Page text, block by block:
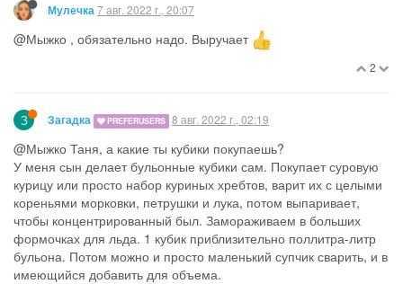
Мулечка 7 авг. 2022 г., 20:07
@Мыжко , обязательно надо. Выручает
2
З Загадка PREFERUSERS 8 авг. 2022 г., 02:19
@Мыжко Таня, а какие ты кубики покупаешь?
У меня сын делает бульонные кубики сам. Покупает суровую
курицу или просто набор куриных хребтов, варит их с целыми
кореньями морковки, петрушки и лука, потом выпаривает,
чтобы концентрированный был. Замораживаем в больших
формочках для льда. 1 кубик приблизительно поллитра-литр
бульона. Потом можно и просто маленький супчик сварить, и в
имеющийся добавить для объема.